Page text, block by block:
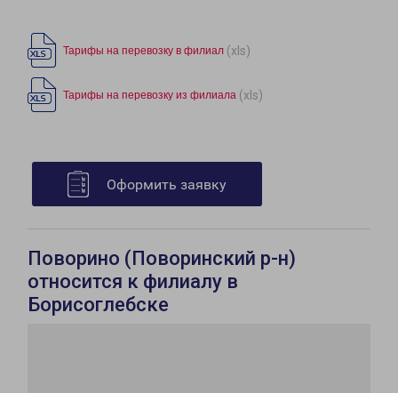
Тарифы на перевозку в филиал (xls)
Тарифы на перевозку из филиала (xls)
Оформить заявку
Поворино (Поворинский р-н)
относится к филиалу в
Борисоглебске